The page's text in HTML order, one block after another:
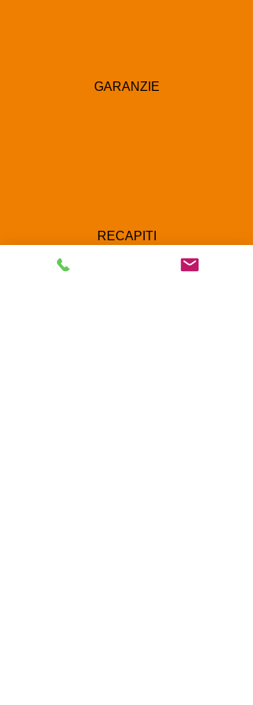
GARANZIE
RECAPITI